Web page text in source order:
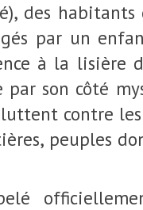
des habitants
par un
à la lisière
par son côté
contre
peuples